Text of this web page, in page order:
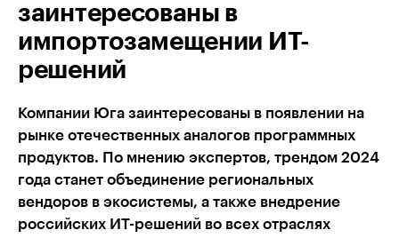
заинтересованы в
импортозамещении ИТ-
решений
Компании Юга заинтересованы в появлении на
рынке отечественных аналогов программных
продуктов. По мнению экспертов, трендом 2024
года станет объединение региональных
вендоров в экосистемы, а также внедрение
российских ИТ-решений во всех отраслях